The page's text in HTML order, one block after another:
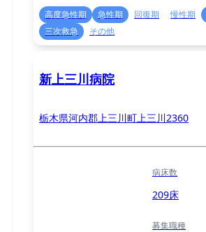
高度急性期 急性期 回復期 慢性期
三次救急
その他
新上三川病院
栃木県河内郡上三川町上三川2360
病床数
209床
募集職種